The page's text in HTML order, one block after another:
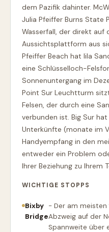
dem Pazifik dahinter.
Julia Pfeiffer Burns State
Wasserfall, der direkt auf
Aussichtsplattform aus
Pfeiffer Beach hat lila
eine Schlüsselloch-
Sonnenuntergang im
Point Sur Leuchtturm
Felsen, der durch eine
verbunden ist. Big Sur
Unterkünfte (monate im
Handyempfang in den
entweder ein Problem
Ihrer Beziehung zu Ihrem
WICHTIGE STOPPS
Bixby
Bridge
- Der am meisten
Abzweig auf der
Spannweite über